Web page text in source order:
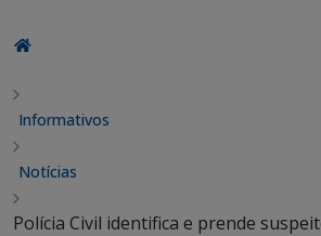
Informativos
Notícias
Polícia Civil identifica e prende